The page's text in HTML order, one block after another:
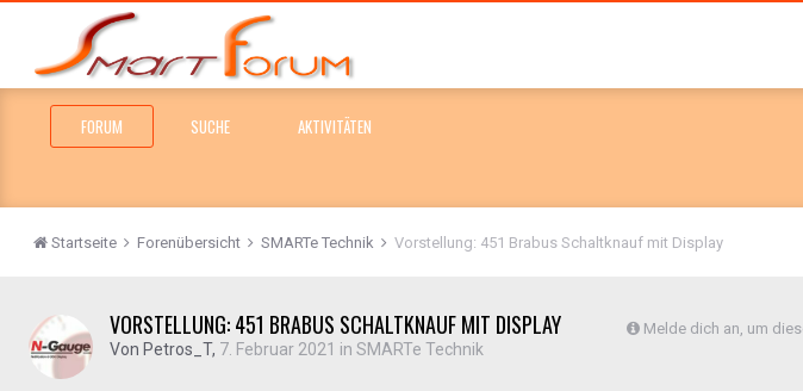
FORUM SUCHE AKTIVITÄTEN
Startseite Forenübersicht SMARTe Technik Vorstellung: 451 Brabus Schaltknauf mit Display
Melde dich an, um
VORSTELLUNG: 451 BRABUS SCHALTKNAUF MIT DISPLAY
Von Petros_T, 7. Februar 2021 in SMARTe Technik